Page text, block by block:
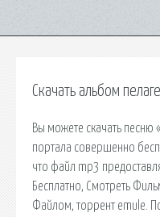
Скачать альбом
Вы можете скачать песню
портала совершенно
что файл mp3
Бесплатно, Смотреть
Файлом, торрент emule.